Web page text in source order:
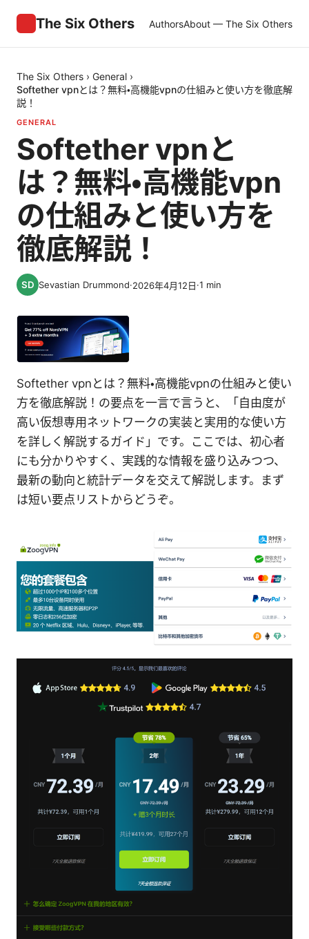
The Six Others AuthorsAbout — The Six Others
The Six Others › General ›
Softether vpnとは？無料・高機能vpnの仕組みと使い方を徹底解
説！
GENERAL
Softether vpnと
は？無料・高機能vpn
の仕組みと使い方を
徹底解説！
Sevastian Drummond·2026年4月12日·1 min
Softether vpnとは？無料・高機能vpnの仕組みと使い
方を徹底解説！の要点を一言で言うと、「自由度が
高い仮想専用ネットワークの実装と実用的な使い方
を詳しく解説するガイド」です。ここでは、初心者
にも分かりやすく、実践的な情報を盛り込みつつ、
最新の動向と統計データを交えて解説します。まず
は短い要点リストからどうぞ。